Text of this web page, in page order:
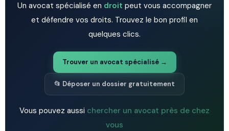
Un avocat spécialisé en droit peut vous accompagner
et défendre vos droits. Trouvez le bon profil en
quelques clics.
Trouver un avocat spécialisé →
📂 Déposer un dossier gratuitement
Vous pouvez aussi chercher un avocat près de chez
vous